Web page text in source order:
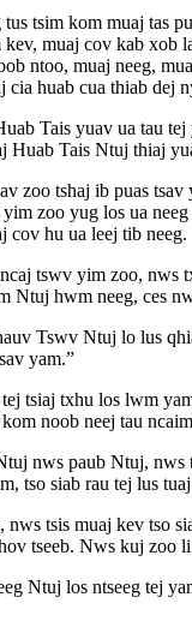
tsim kom muaj tas
muaj cov kab xob
ntoo, muaj neeg,
huab cua thiab dej
Tais yuav ua tau
Huab Tais Ntuj thiaj
zoo tshaj ib puas
zoo yug los ua
cov hu ua leej tib neeg.
tswv yim zoo,
Ntuj hwm neeg, ces
Tswv Ntuj lo lus
yam.”
tej tsiaj txhu los lwm
noob neej tau
nws paub Ntuj,
tso siab rau tej lus
nws tsis muaj kev tso
tseeb. Nws kuj zoo
Ntuj los ntseeg tej